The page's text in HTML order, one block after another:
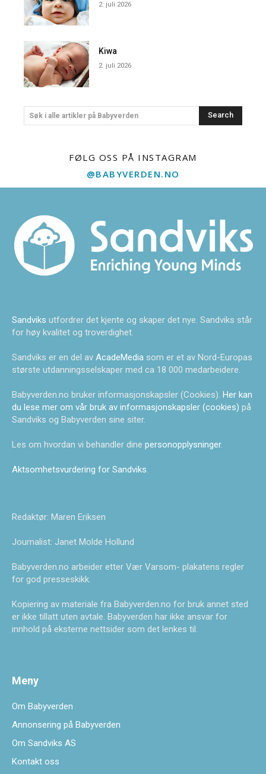
2. juli 2026
Kiwa
2. juli 2026
Søk i alle artikler på Babyverden Search
FØLG OSS PÅ INSTAGRAM
@BABYVERDEN.NO
Sandviks utfordrer det kjente og skaper det nye. Sandviks står
for høy kvalitet og troverdighet.
Sandviks er en del av AcadeMedia som er et av Nord-Europas
største utdanningsselskaper med ca 18 000 medarbeidere.
Babyverden.no bruker informasjonskapsler (Cookies). Her kan
du lese mer om vår bruk av informasjonskapsler (cookies) på
Sandviks og Babyverden sine siter.
Les om hvordan vi behandler dine personopplysninger.
Aktsomhetsvurdering for Sandviks.
Redaktør: Maren Eriksen
Journalist: Janet Molde Hollund
Babyverden.no arbeider etter Vær Varsom- plakatens regler
for god presseskikk.
Kopiering av materiale fra Babyverden.no for bruk annet sted
er ikke tillatt uten avtale. Babyverden har ikke ansvar for
innhold på eksterne nettsider som det lenkes til.
Meny
Om Babyverden
Annonsering på Babyverden
Om Sandviks AS
Kontakt oss